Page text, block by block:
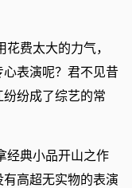
费太大的力气，
表演呢？君不见昔
纷纷成了综艺的常
经典小品开山之作
有高超无实物的表演